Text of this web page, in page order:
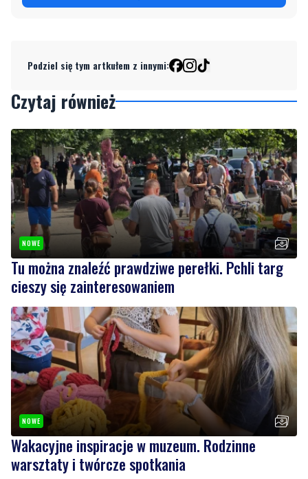
Podziel się tym artkułem z innymi:
Czytaj również
NOWE
Tu można znaleźć prawdziwe perełki. Pchli targ
cieszy się zainteresowaniem
NOWE
Wakacyjne inspiracje w muzeum. Rodzinne
warsztaty i twórcze spotkania